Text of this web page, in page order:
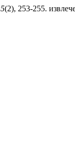
5(2), 253-255.